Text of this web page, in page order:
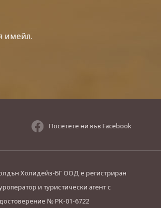
имейл.
Посетете ни във Facebook
Холидейз-БГ ООД е регистриран
и туристически агент с
№ РК-01-6722